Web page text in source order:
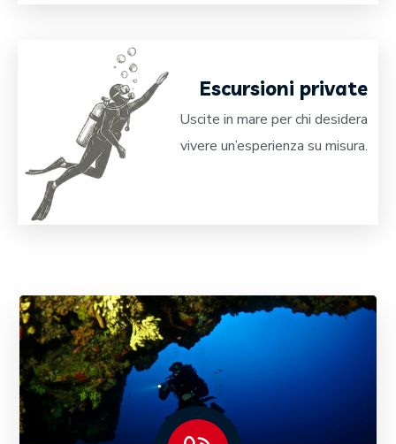
Escursioni private
Uscite in mare per chi desidera
vivere un’esperienza su misura.